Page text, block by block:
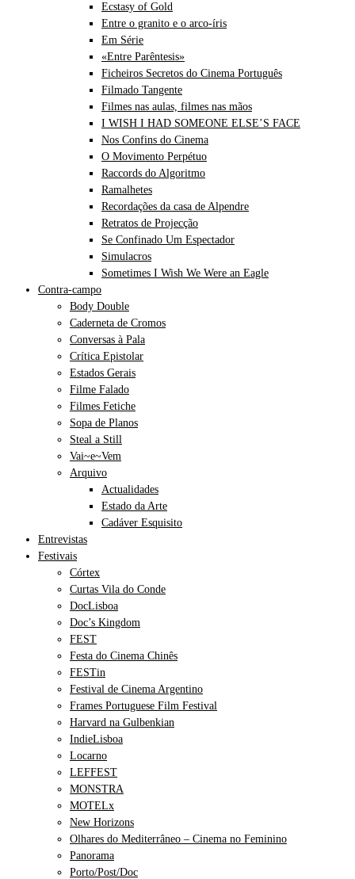
Ecstasy of Gold
Entre o granito e o arco-íris
Em Série
«Entre Parêntesis»
Ficheiros Secretos do Cinema Português
Filmado Tangente
Filmes nas aulas, filmes nas mãos
I WISH I HAD SOMEONE ELSE’S FACE
Nos Confins do Cinema
O Movimento Perpétuo
Raccords do Algoritmo
Ramalhetes
Recordações da casa de Alpendre
Retratos de Projecção
Se Confinado Um Espectador
Simulacros
Sometimes I Wish We Were an Eagle
Contra-campo
Body Double
Caderneta de Cromos
Conversas à Pala
Crítica Epistolar
Estados Gerais
Filme Falado
Filmes Fetiche
Sopa de Planos
Steal a Still
Vai~e~Vem
Arquivo
Actualidades
Estado da Arte
Cadáver Esquisito
Entrevistas
Festivais
Córtex
Curtas Vila do Conde
DocLisboa
Doc’s Kingdom
FEST
Festa do Cinema Chinês
FESTin
Festival de Cinema Argentino
Frames Portuguese Film Festival
Harvard na Gulbenkian
IndieLisboa
Locarno
LEFFEST
MONSTRA
MOTELx
New Horizons
Olhares do Mediterrâneo – Cinema no Feminino
Panorama
Porto/Post/Doc